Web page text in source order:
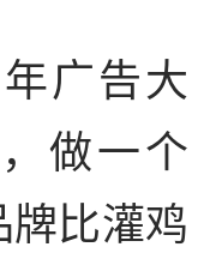
广告大
做一个
牌比灌鸡